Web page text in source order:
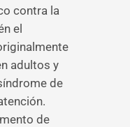
contra la
el
adultos y
de
de